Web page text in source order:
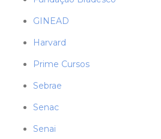
GINEAD
Harvard
Prime Cursos
Sebrae
Senac
Senai